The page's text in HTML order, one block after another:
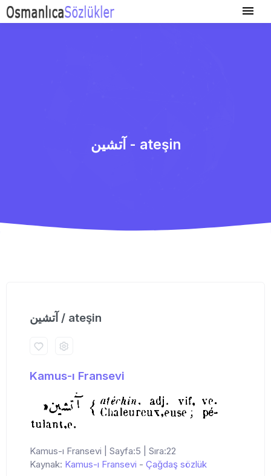
آتشین - ateşin
آتشین / ateşin
Kamus-ı Fransevi
Kamus-ı Fransevi | Sayfa:5 | Sıra:22
Kaynak: Kamus-ı Fransevi - Çağdaş sözlük